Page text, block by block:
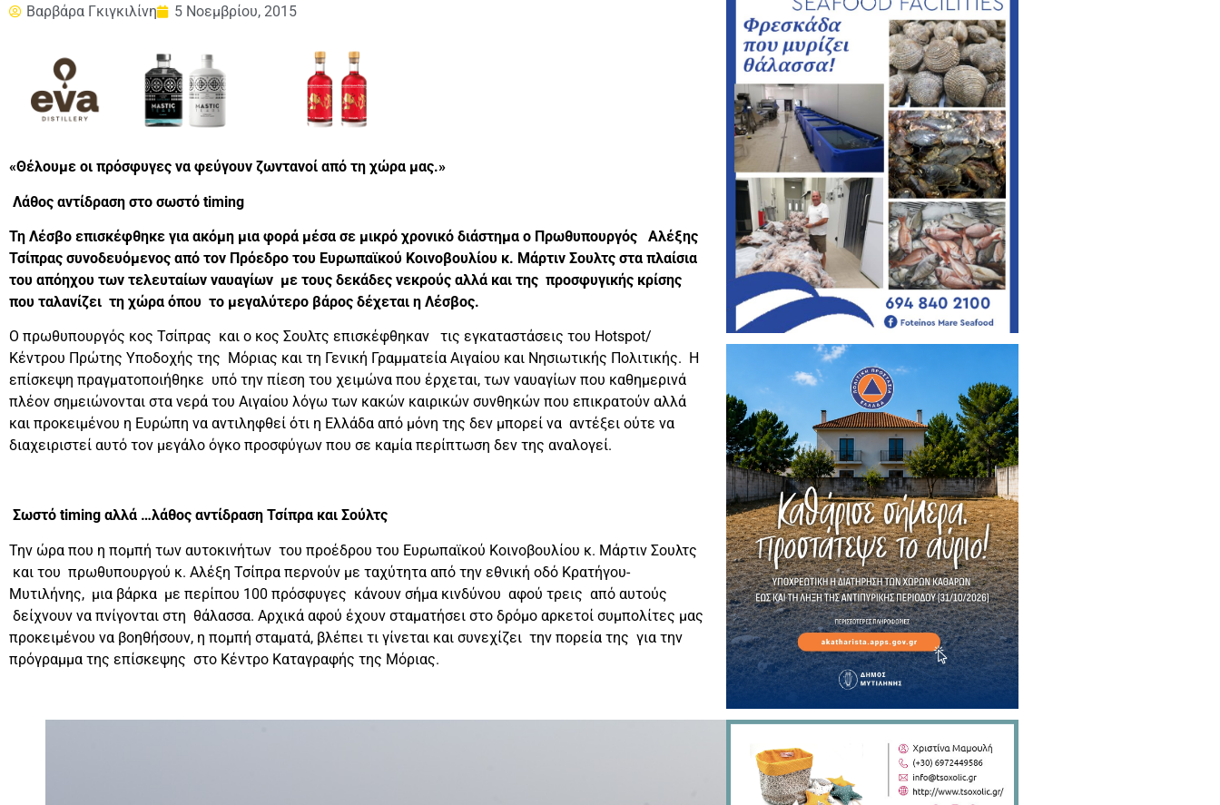
Βαρβάρα Γκιγκιλίνη 5 Νοεμβρίου, 2015
«Θέλουμε οι πρόσφυγες να φεύγουν ζωντανοί από τη χώρα μας.»
Λάθος αντίδραση στο σωστό timing
Τη Λέσβο επισκέφθηκε για ακόμη μια φορά μέσα σε μικρό χρονικό διάστημα ο Πρωθυπουργός Αλέξης
Τσίπρας συνοδευόμενος από τον Πρόεδρο του Ευρωπαϊκού Κοινοβουλίου κ. Μάρτιν Σουλτς στα πλαίσια
του απόηχου των τελευταίων ναυαγίων με τους δεκάδες νεκρούς αλλά και της προσφυγικής κρίσης
που ταλανίζει τη χώρα όπου το μεγαλύτερο βάρος δέχεται η Λέσβος.
Ο πρωθυπουργός κος Τσίπρας και ο κος Σουλτς επισκέφθηκαν τις εγκαταστάσεις του Hotspot/
Κέντρου Πρώτης Υποδοχής της Μόριας και τη Γενική Γραμματεία Αιγαίου και Νησιωτικής Πολιτικής. Η
επίσκεψη πραγματοποιήθηκε υπό την πίεση του χειμώνα που έρχεται, των ναυαγίων που καθημερινά
πλέον σημειώνονται στα νερά του Αιγαίου λόγω των κακών καιρικών συνθηκών που επικρατούν αλλά
και προκειμένου η Ευρώπη να αντιληφθεί ότι η Ελλάδα από μόνη της δεν μπορεί να αντέξει ούτε να
διαχειριστεί αυτό τον μεγάλο όγκο προσφύγων που σε καμία περίπτωση δεν της αναλογεί.
Σωστό timing αλλά …λάθος αντίδραση Τσίπρα και Σούλτς
Την ώρα που η πομπή των αυτοκινήτων του προέδρου του Ευρωπαϊκού Κοινοβουλίου κ. Μάρτιν Σουλτς
και του πρωθυπουργού κ. Αλέξη Τσίπρα περνούν με ταχύτητα από την εθνική οδό Κρατήγου-
Μυτιλήνης, μια βάρκα με περίπου 100 πρόσφυγες κάνουν σήμα κινδύνου αφού τρεις από αυτούς
δείχνουν να πνίγονται στη θάλασσα. Αρχικά αφού έχουν σταματήσει στο δρόμο αρκετοί συμπολίτες μας
προκειμένου να βοηθήσουν, η πομπή σταματά, βλέπει τι γίνεται και συνεχίζει την πορεία της για την
πρόγραμμα της επίσκεψης στο Κέντρο Καταγραφής της Μόριας.